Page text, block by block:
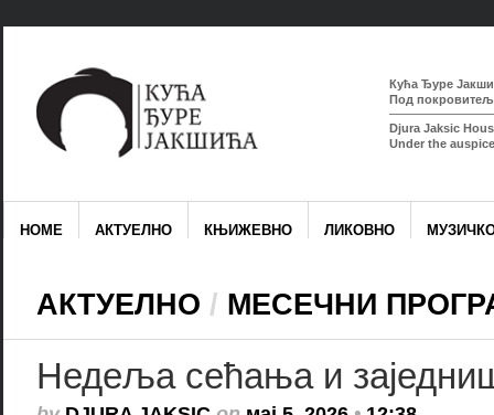
Кућа Ђуре
Под
Djura Jaksic
Under the
HOME АКТУЕЛНО КЊИЖЕВНО ЛИКОВНО
АКТУЕЛНО / МЕСЕЧНИ
Недеља сећања и